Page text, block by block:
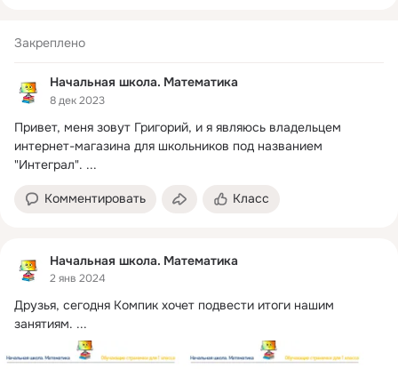
Закреплено
Начальная школа. Математика
8 дек 2023
Привет, меня зовут Григорий, и я являюсь владельцем
интернет-магазина для школьников под названием
"Интеграл". ...
Комментировать Класс
Начальная школа. Математика
2 янв 2024
Друзья, сегодня Компик хочет подвести итоги нашим
занятиям. ...